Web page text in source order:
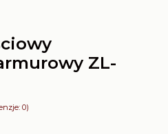
ZL-
0)